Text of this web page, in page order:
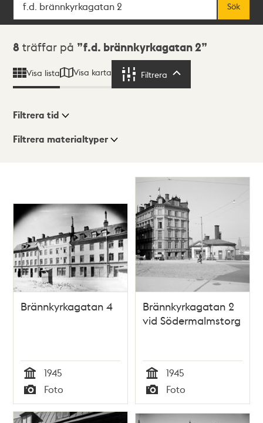
Sök
Sökresultat
8 träffar på f.d. brännkyrkagatan 2
Visa lista Visa karta Filtrera
Visningsläge
Filtrera tid
Filtrera materialtyper
Brännkyrkagatan 4
Tid
1945
Typ
Foto
Brännkyrkagatan 2
vid Södermalmstorg
Tid
1945
Typ
Foto